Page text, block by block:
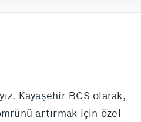
Kayaşehir BCS olarak,
artırmak için özel